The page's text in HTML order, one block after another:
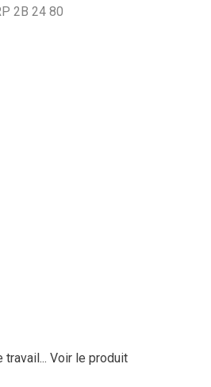
2B 24 80
Voir le produit